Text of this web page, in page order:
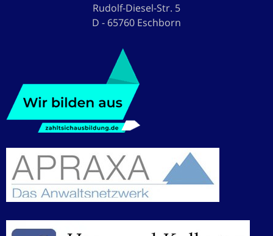
Rudolf-Diesel-Str. 5
D - 65760 Eschborn